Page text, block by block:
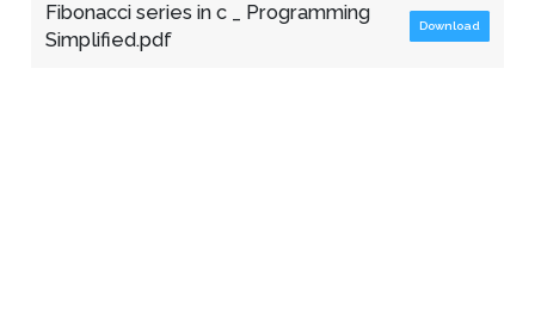
Fibonacci series in c _ Programming
Simplified.pdf
Download